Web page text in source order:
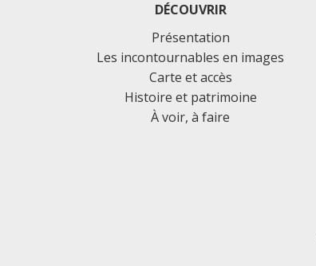
DÉCOUVRIR
Présentation
Les incontournables en images
Carte et accès
Histoire et patrimoine
À voir, à faire